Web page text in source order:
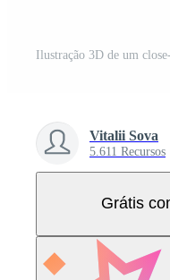
Vitalii Sova
5.611 Recursos
Grátis